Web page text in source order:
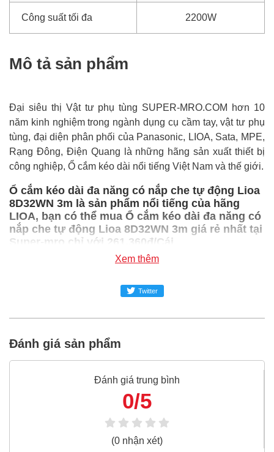
Công suất tối đa 2200W
Mô tả sản phẩm
Đại siêu thị Vật tư phụ tùng SUPER-MRO.COM hơn 10
năm kinh nghiệm trong ngành dụng cụ cầm tay, vật tư phụ
tùng, đại diện phân phối của Panasonic, LIOA, Sata, MPE,
Rạng Đông, Điện Quang là những hãng sản xuất thiết bị
công nghiệp, Ổ cắm kéo dài nổi tiếng Việt Nam và thế giới.
Ổ cắm kéo dài đa năng có nắp che tự động Lioa
8D32WN 3m là sản phẩm nổi tiếng của hãng
LIOA, bạn có thể mua Ổ cắm kéo dài đa năng có
nắp che tự động Lioa 8D32WN 3m giá rẻ nhất tại
Super-mro chỉ với 261,360đ/Cái
SUPER-MRO.COM cam kết:
Ổ cắm kéo dài đa năng có nắp che tự động Lioa
8D32WN 3m100% chính hãng
Bao 1 đổi 1 trong 24 giờ
Nếu bạn cần thêm thông tin của
có nắp che tự động Lioa 8D32WN 3m
024.2224.8888hoặc zalo -
Xem thêm
Twitter
Đánh giá sản phẩm
Đánh giá trung bình
0/5
(0 nhận xét)